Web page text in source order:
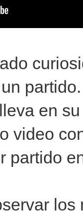
en
video
partido